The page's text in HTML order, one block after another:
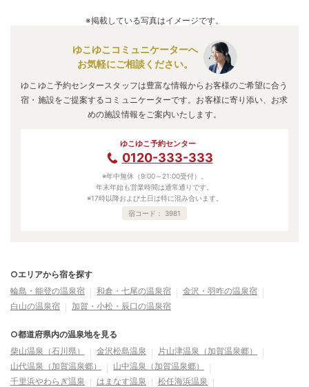
※掲載している写真はイメージです。
ゆこゆこコミュニケーターへ
お気軽にご相談ください。
ゆこゆこ予約センタースタッフは豊富な情報からお客様のご希望に合う
宿・施設をご提案するコミュニケーターです。お客様に寄り添い、お求
めの施設情報をご案内いたします。
ゆこゆこ予約センター
0120-333-333
※年中無休（9:00～21:00受付）。
年末年始も営業時間は通常通りです。
※17時以降および土日は特に混み合います。
宿コード： 3981
○エリアから宿を探す
輪島・能登の温泉宿
和倉・七尾の温泉宿
金沢・羽咋の温泉宿
白山の温泉宿
加賀・小松・辰口の温泉宿
○都道府県内の温泉地を見る
柴山温泉（石川県）
金沢松島温泉
片山津温泉（加賀温泉郷）
山代温泉（加賀温泉郷）
山中温泉（加賀温泉郷）
千里浜やわらぎ温泉
はまなす温泉
松任海浜温泉